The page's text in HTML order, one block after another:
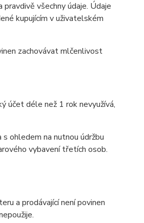
všechny údaje. Údaje
kupujícím v uživatelském
zachovávat mlčenlivost
účet déle než 1 rok nevyužívá,
ohledem na nutnou údržbu
vybavení třetích osob.
a prodávající není povinen